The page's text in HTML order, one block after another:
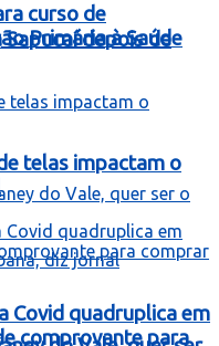
depois de
curso de
Primária à Saúde
telas impactam o
Covid quadruplica em
comprovante para